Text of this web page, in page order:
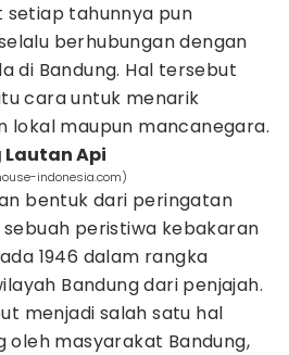
setiap tahunnya pun
berhubungan dengan
di Bandung. Hal tersebut
cara untuk menarik
lokal maupun mancanegara.
Lautan Api
indonesia.com)
bentuk dari peringatan
sebuah peristiwa kebakaran
1946 dalam rangka
Bandung dari penjajah.
menjadi salah satu hal
oleh masyarakat Bandung,